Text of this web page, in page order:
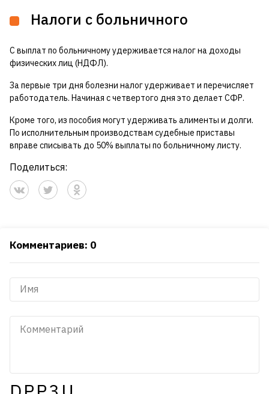
Налоги с больничного
С выплат по больничному удерживается налог на доходы
физических лиц (НДФЛ).
За первые три дня болезни налог удерживает и перечисляет
работодатель. Начиная с четвертого дня это делает СФР.
Кроме того, из пособия могут удерживать алименты и долги.
По исполнительным производствам судебные приставы
вправе списывать до 50% выплаты по больничному листу.
Поделиться:
Комментариев: 0